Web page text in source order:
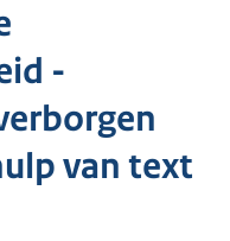
-
van text